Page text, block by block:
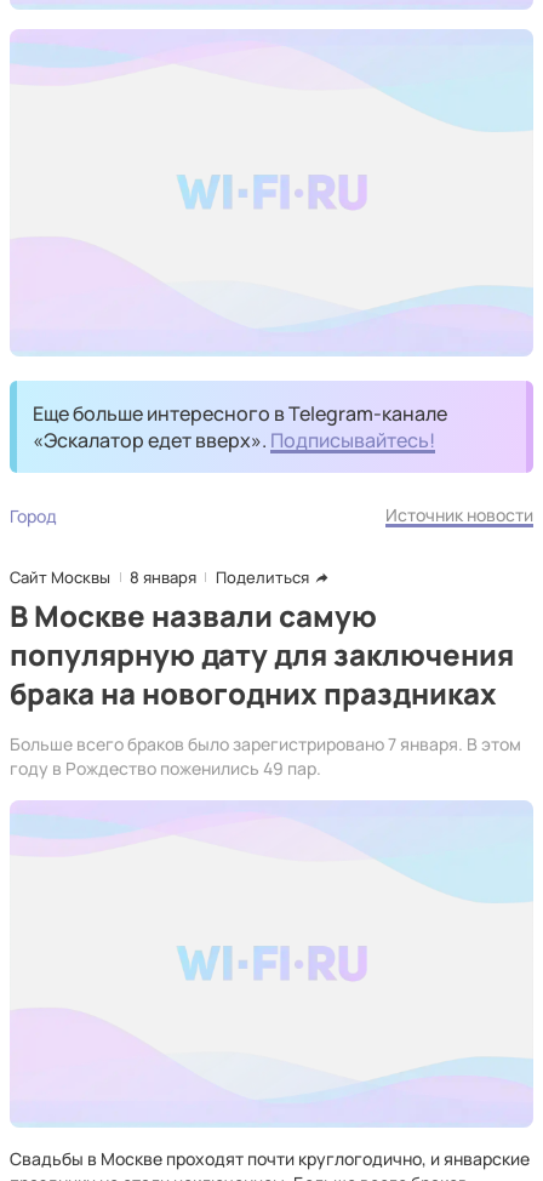
Еще больше интересного в Telegram-канале
«Эскалатор едет вверх». Подписывайтесь!
Город Источник новости
Сайт Москвы 8 января Поделиться
В Москве назвали самую
популярную дату для заключения
брака на новогодних праздниках
Больше всего браков было зарегистрировано 7 января. В этом
году в Рождество поженились 49 пар.
Свадьбы в Москве проходят почти круглогодично, и январские